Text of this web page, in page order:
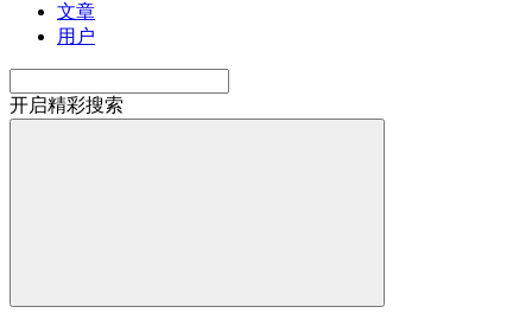
文章
用户
开启精彩搜索